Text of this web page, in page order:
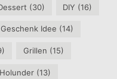
(30) DIY (16)
Geschenk Idee (14)
Grillen (15)
Holunder(13)